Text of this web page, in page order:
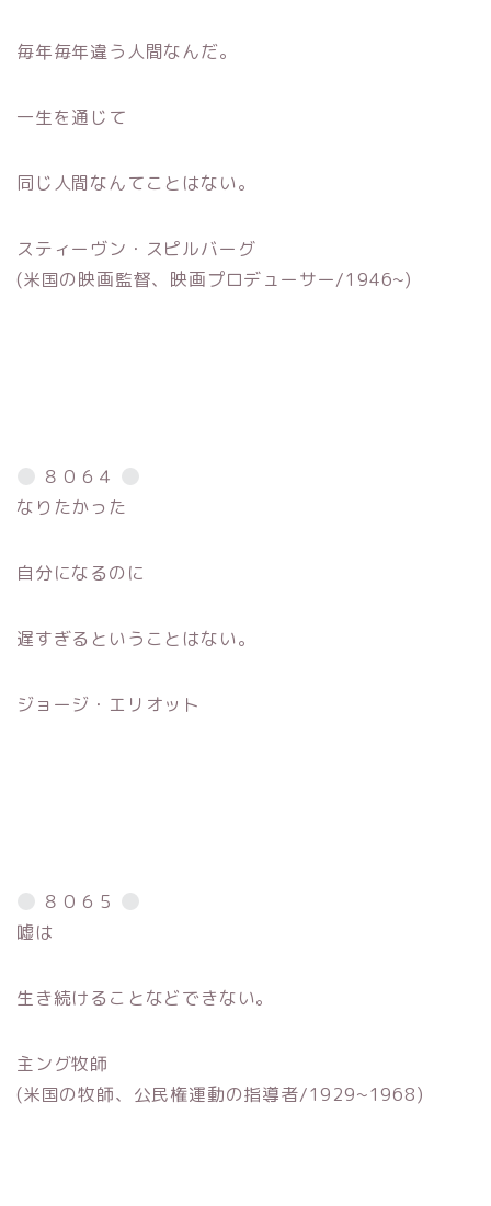
毎年毎年違う人間なんだ。
一生を通じて
同じ人間なんてことはない。
スティーヴン・スピルバーグ
(米国の映画監督、映画プロデューサー/1946~)
８０６４
なりたかった
自分になるのに
遅すぎるということはない。
ジョージ・エリオット
８０６５
嘘は
生き続けることなどできない。
主ング牧師
(米国の牧師、公民権運動の指導者/1929~1968)